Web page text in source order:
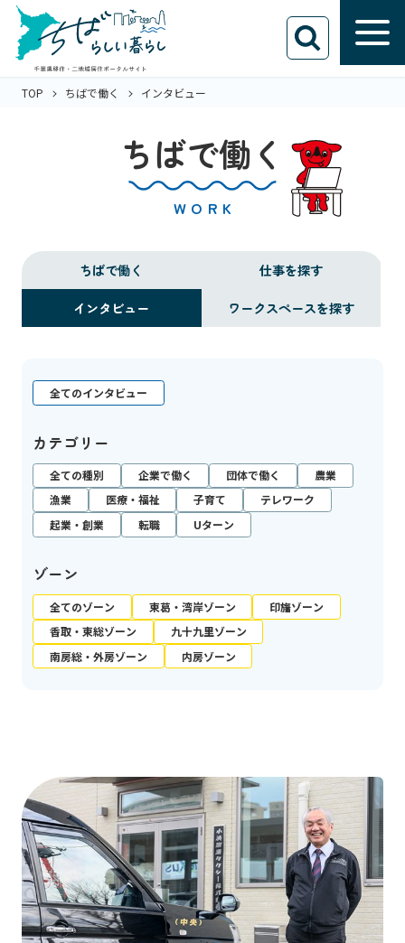
TOP ちばで働く インタビュー
ちばで働く
WORK
ちばで働く
仕事を探す
インタビュー
ワークスペースを探す
全てのインタビュー
カテゴリー
全ての種別 企業で働く 団体で働く
農業
漁業
医療・福祉 子育て
テレワーク
起業・創業
転職 Uターン
ゾーン
全てのゾーン 東葛・湾岸ゾーン
印旛ゾーン
香取・東総ゾーン
九十九里ゾーン
南房総・外房ゾーン
内房ゾーン